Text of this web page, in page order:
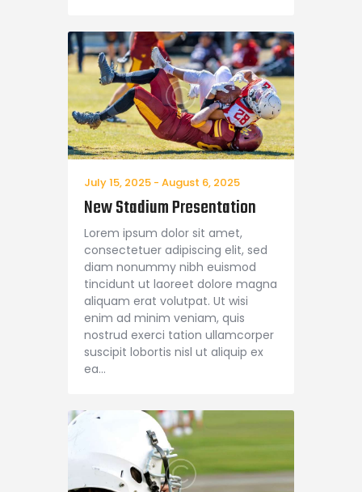
July 15, 2025 - August 6, 2025
New Stadium Presentation
Lorem ipsum dolor sit amet,
consectetuer adipiscing elit, sed
diam nonummy nibh euismod
tincidunt ut laoreet dolore magna
aliquam erat volutpat. Ut wisi
enim ad minim veniam, quis
nostrud exerci tation ullamcorper
suscipit lobortis nisl ut aliquip ex
ea…